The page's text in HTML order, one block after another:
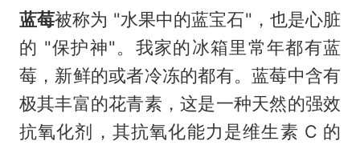
蓝莓被称为 "水果中的蓝宝石"，也是心脏
的 "保护神"。我家的冰箱里常年都有蓝
莓，新鲜的或者冷冻的都有。蓝莓中含有
极其丰富的花青素，这是一种天然的强效
抗氧化剂，其抗氧化能力是维生素 C 的